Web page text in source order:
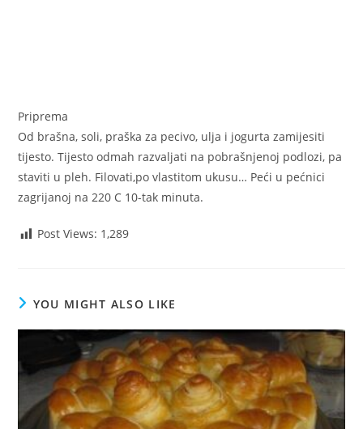
Priprema
Od brašna, soli, praška za pecivo, ulja i jogurta zamijesiti
tijesto. Tijesto odmah razvaljati na pobrašnjenoj podlozi, pa
staviti u pleh. Filovati,po vlastitom ukusu… Peći u pećnici
zagrijanoj na 220 C 10-tak minuta.
Post Views: 1,289
YOU MIGHT ALSO LIKE